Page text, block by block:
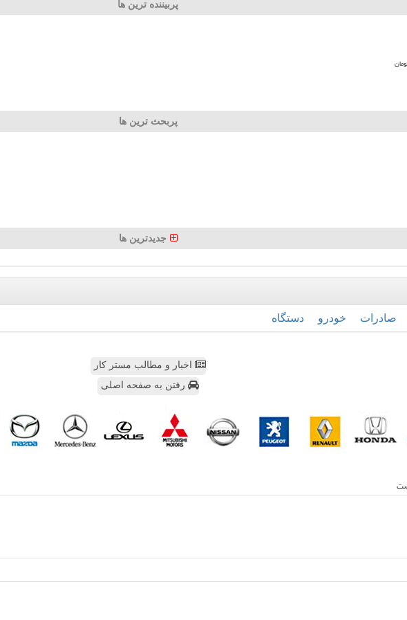
پربیننده ترین ها
پربحث ترین ها
جدیدترین ها
صادرات خودرو دستگاه
اخبار و مطالب مستر کار
رفتن به صفحه اصلی